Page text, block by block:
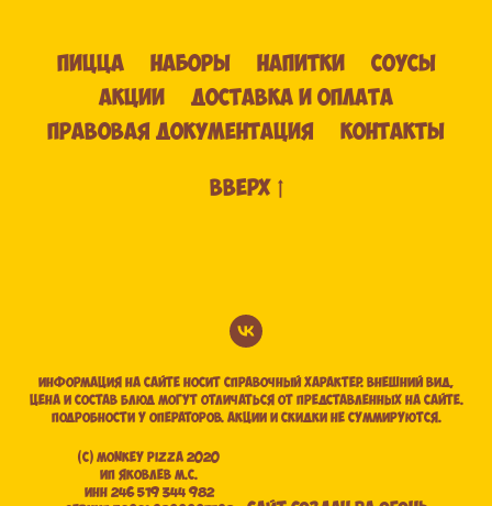
ПИЦЦА НАБОРЫ НАПИТКИ
СОУСЫ
АКЦИИ
ДОСТАВКА И ОПЛАТА
ПРАВОВАЯ ДОКУМЕНТАЦИЯ
КОНТАКТЫ
вверх
Информация на сайте носит справочный характер. Внешний вид,
цена и состав блюд могут отличаться от представленных на сайте.
Подробности у операторов. Акции и скидки не суммируются.
(С) Monkey pizza 2020
ИП ЯКОВЛЕВ М.С.
ИНН 246 519 344 982